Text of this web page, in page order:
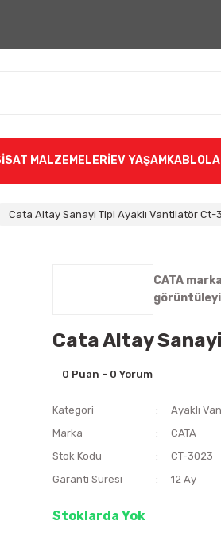
MALZEMELERİEV YAŞAM
Cata Altay Sanayi Tipi Ayaklı Vantilatör Ct-
CATA
Cata Altay
0 Puan - 0 Yorum
Kategori
Ayaklı
Marka
CATA
Stok Kodu
CT-3023
Garanti Süresi
12 Ay
Stoklarda Yok